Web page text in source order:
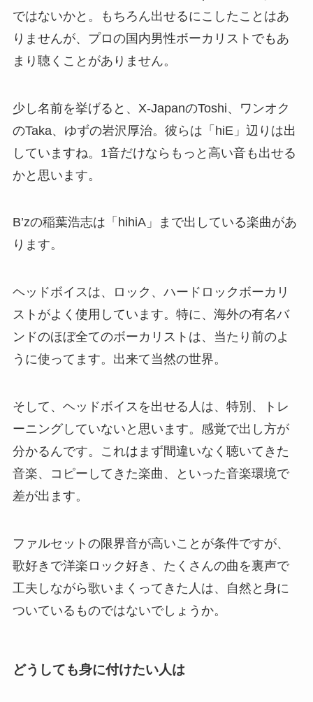
ではないかと。もちろん出せるにこしたことはあ
りませんが、プロの国内男性ボーカリストでもあ
まり聴くことがありません。
少し名前を挙げると、X-JapanのToshi、ワンオク
のTaka、ゆずの岩沢厚治。彼らは「hiE」辺りは出
していますね。1音だけならもっと高い音も出せる
かと思います。
B’zの稲葉浩志は「hihiA」まで出している楽曲があ
ります。
ヘッドボイスは、ロック、ハードロックボーカリ
ストがよく使用しています。特に、海外の有名バ
ンドのほぼ全てのボーカリストは、当たり前のよ
うに使ってます。出来て当然の世界。
そして、ヘッドボイスを出せる人は、特別、トレ
ーニングしていないと思います。感覚で出し方が
分かるんです。これはまず間違いなく聴いてきた
音楽、コピーしてきた楽曲、といった音楽環境で
差が出ます。
ファルセットの限界音が高いことが条件ですが、
歌好きで洋楽ロック好き、たくさんの曲を裏声で
工夫しながら歌いまくってきた人は、自然と身に
ついているものではないでしょうか。
どうしても身に付けたい人は